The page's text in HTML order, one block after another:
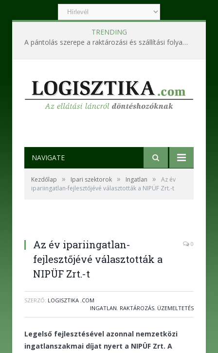
TRENDING
A pántolás szerepe a raktározási és szállítási folyamatokban
NAVIGATE
Kezdőlap » Ipari szektorok » Ingatlan »
Az év
ipariingatlan-fejlesztőjévé választották a NIPÜF Zrt.-t
Az év ipariingatlan-
fejlesztőjévé választották a
NIPÜF Zrt.-t
0
SZERZŐ: LOGISZTIKA .COM
INGATLAN, RAKTÁROZÁS, ÜZEMELTETÉS
Legelső fejlesztésével azonnal nemzetközi
ingatlanszakmai díjat nyert a NIPÜF Zrt. A